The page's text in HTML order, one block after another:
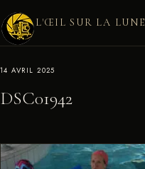
L'ŒIL SUR LA LUNE
14 AVRIL 2025
DSC01942